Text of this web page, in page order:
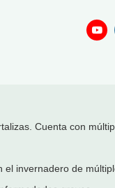
Cuenta con
invernadero de